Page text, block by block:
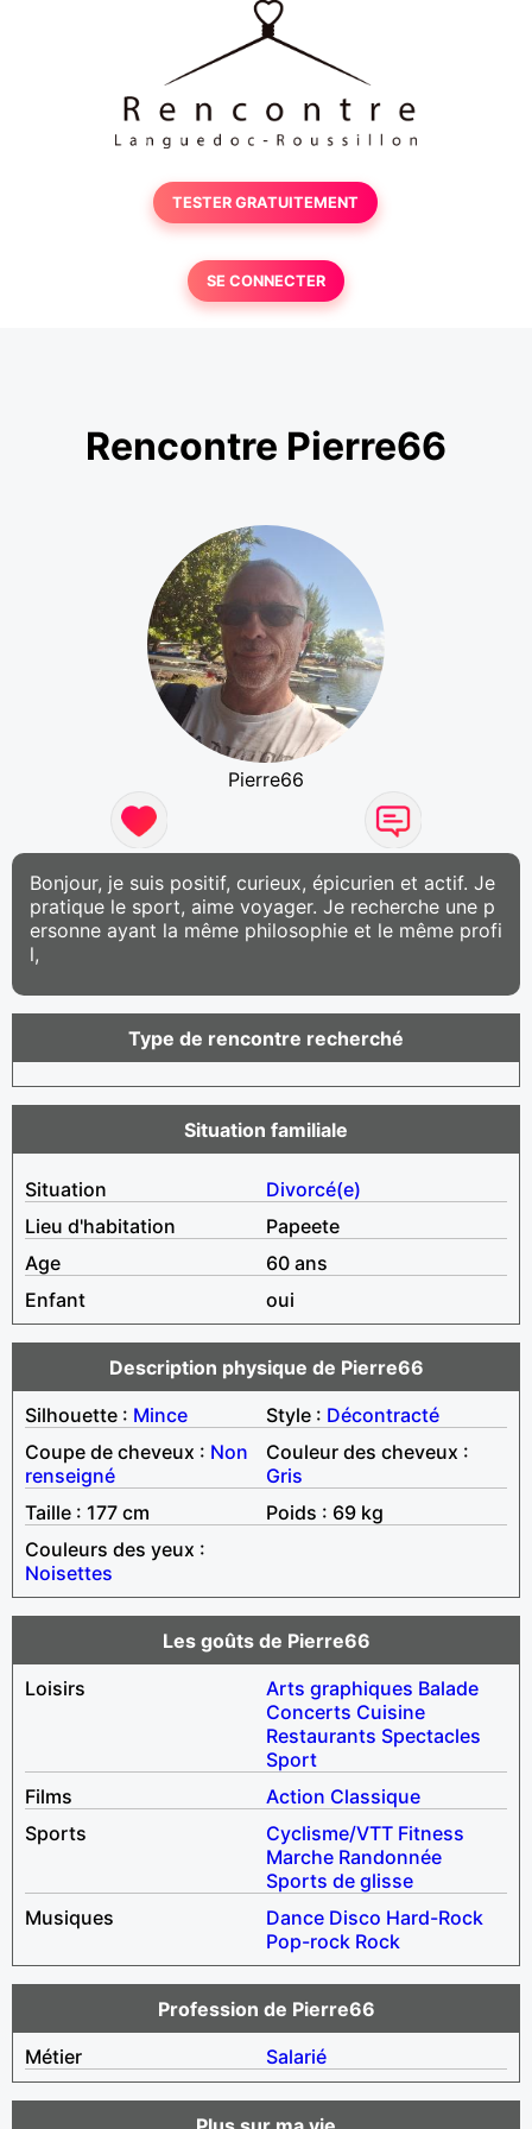
TESTER GRATUITEMENT
SE CONNECTER
Rencontre Pierre66
Pierre66
Bonjour, je suis positif, curieux, épicurien et actif. Je
pratique le sport, aime voyager. Je recherche une p
ersonne ayant la même philosophie et le même profi
l,
Type de rencontre recherché
Situation familiale
Situation
Divorcé(e)
Lieu d'habitation
Papeete
Age
60 ans
Enfant
oui
Description physique de Pierre66
Silhouette : Mince Style : Décontracté
Coupe de cheveux : Non
renseigné
Couleur des cheveux :
Gris
Taille : 177 cm
Poids : 69 kg
Couleurs des yeux :
Noisettes
Les goûts de Pierre66
Loisirs
Arts graphiques Balade
Concerts Cuisine
Restaurants Spectacles
Sport
Films
Action Classique
Sports
Cyclisme/VTT Fitness
Marche Randonnée
Sports de glisse
Musiques
Dance Disco Hard-Rock
Pop-rock Rock
Profession de Pierre66
Métier
Salarié